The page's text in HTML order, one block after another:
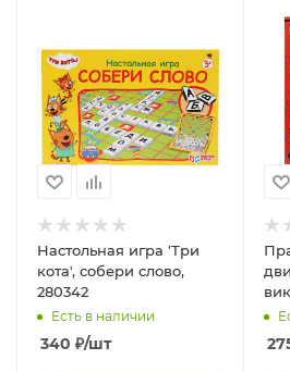
Настольная игра 'Три
кота', собери слово,
280342
Есть в наличии
340 ₽/шт